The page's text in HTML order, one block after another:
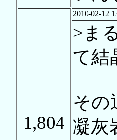
1,804
2010-02-12
>ま
て結
その
凝灰